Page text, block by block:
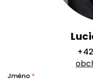
Jméno *